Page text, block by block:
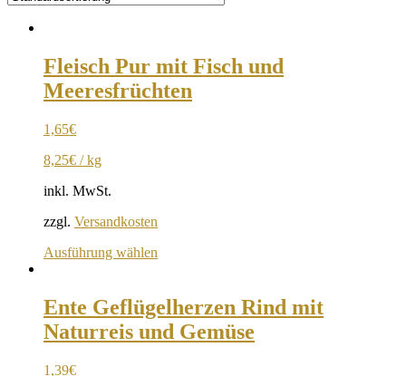
Fleisch Pur mit Fisch und
Meeresfrüchten
1,65€
8,25€ /kg
inkl. MwSt.
zzgl. Versandkosten
Ausführung wählen
Ente Geflügelherzen Rind mit
Naturreis und Gemüse
1,39€